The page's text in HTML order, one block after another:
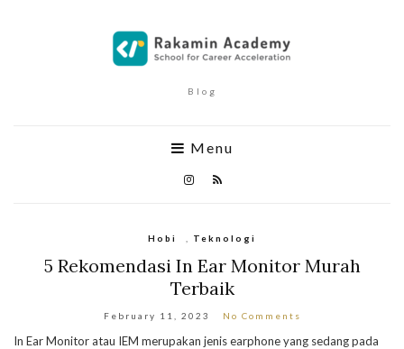
Blog
Menu
Hobi Teknologi
5 Rekomendasi In Ear Monitor Murah
Terbaik
February 11, 2023 No Comments
In Ear Monitor atau IEM merupakan jenis earphone yang sedang pada